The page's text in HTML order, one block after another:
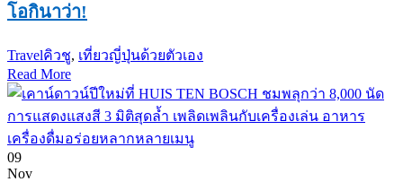
โอกินาว่า!
Travelคิวชู, เที่ยวญี่ปุ่นด้วยตัวเอง
Read More
09
Nov